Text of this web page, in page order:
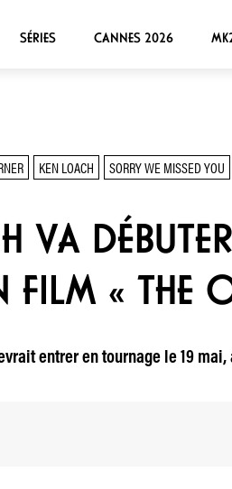
SÉRIES CANNES 2026
KEN LOACH SORRY WE MISSED YOU
VA
FILM « THE
entrer en tournage le 19 mai,